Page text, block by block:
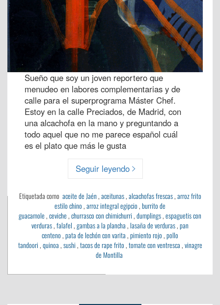
Sueño que soy un joven reportero que
menudeo en labores complementarias y de
calle para el superprograma Máster Chef.
Estoy en la calle Preciados, de Madrid, con
una alcachofa en la mano y preguntando a
todo aquel que no me parece español cuál
es el plato que más le gusta
Seguir leyendo
Etiquetada como aceite de Jaén,aceitunas,alcachofas frescas,arroz frito
estilo chino,arroz integral egipcio,burrito de
guacamole,ceviche,churrasco con chimichurri,dumplings,espaguetis con
verduras,falafel,gambas a la plancha, lasaña de verduras,pan
centeno,pata de lechón con varita,pimiento rojo,pollo
tandoori,quinoa,sushi,tacos de rape frito,tomate con ventresca,vinagre
de Montilla